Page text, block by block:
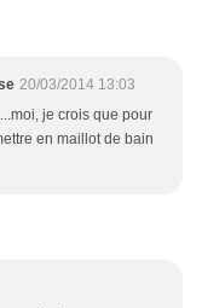
20/03/2014 13:03
je crois que pour
en maillot de bain